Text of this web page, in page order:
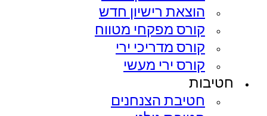
הוצאת רישיון חדש
קורס מפקחי מטווח
קורס מדריכי ירי
קורס ירי מעשי
חטיבות
חטיבת הצנחנים​